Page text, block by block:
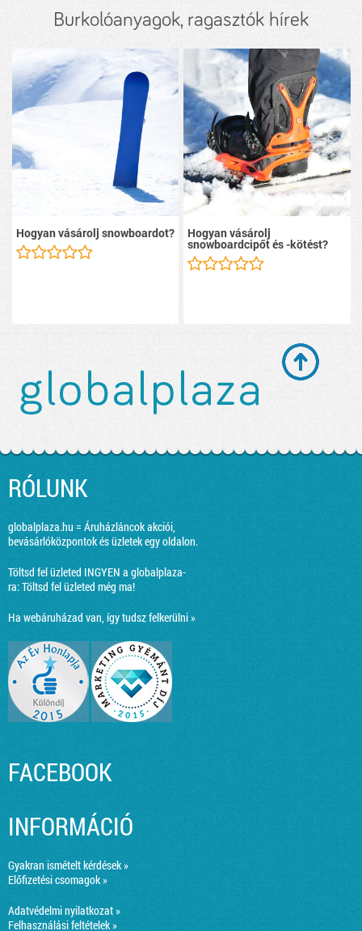
Burkolóanyagok, ragasztók hírek
Hogyan vásárolj snowboardot? Hogyan vásárolj
snowboardcipőt és -kötést?
RÓLUNK
globalplaza.hu = Áruházláncok akciói,
bevásárlóközpontok és üzletek egy oldalon.
Töltsd fel üzleted INGYEN a globalplaza-
ra:Töltsd fel üzleted még ma!
Ha webáruházad van, így tudsz felkerülni »
FACEBOOK
INFORMÁCIÓ
Gyakran ismételt kérdések »
Előfizetési csomagok »
Adatvédelmi nyilatkozat »
Felhasználási feltételek »